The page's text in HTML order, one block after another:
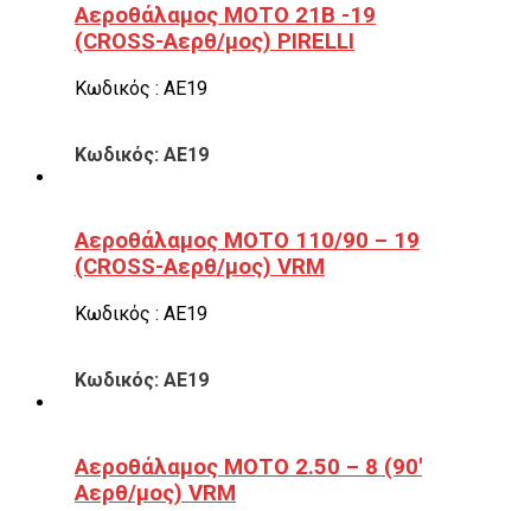
Αεροθάλαμος ΜΟΤΟ 21B -19
(CROSS-Αερθ/μος) PIRELLI
Κωδικός : ΑΕ19
Κωδικός: ΑΕ19
Αεροθάλαμος ΜΟΤΟ 110/90 – 19
(CROSS-Αερθ/μος) VRM
Κωδικός : ΑΕ19
Κωδικός: ΑΕ19
Αεροθάλαμος ΜΟΤΟ 2.50 – 8 (90′
Αερθ/μος) VRM